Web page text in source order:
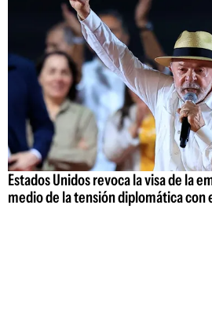
Estados Unidos revoca la visa de la
medio de la tensión diplomática con